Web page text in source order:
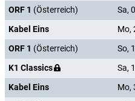
ORF 1 (Österreich) Sa,
Kabel Eins
Mo,
ORF 1 (Österreich) So,
K1 Classics
Sa,
Kabel Eins
Mo,